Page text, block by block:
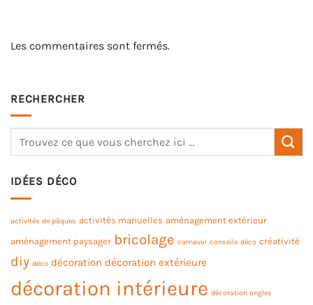
Les commentaires sont fermés.
RECHERCHER
IDÉES DÉCO
activités de pâques activités manuelles aménagement extérieur
aménagement paysager bricolage carnaval conseils déco créativité
diy déco décoration décoration extérieure
décoration intérieure décoration ongles